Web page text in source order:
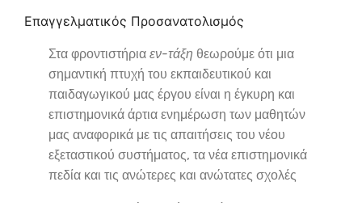
Επαγγελματικός Προσανατολισμός
Στα φροντιστήρια εν-τάξη θεωρούμε ότι μια
σημαντική πτυχή του εκπαιδευτικού και
παιδαγωγικού μας έργου είναι η έγκυρη και
επιστημονικά άρτια ενημέρωση των μαθητών
μας αναφορικά με τις απαιτήσεις του νέου
εξεταστικού συστήματος, τα νέα επιστημονικά
πεδία και τις ανώτερες και ανώτατες σχολές